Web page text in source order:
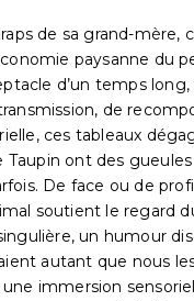
de sa grand-mère,
paysanne du
d’un temps
de
ces tableaux
ont des
De face ou de
soutient le regard
un humour
autant que nous
immersion